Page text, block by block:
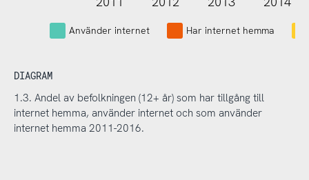
Använder internet Har internet hemma
DIAGRAM
1.3. Andel av befolkningen (12+ år) som har tillgång till
internet hemma, använder internet och som använder
internet hemma 2011-2016.